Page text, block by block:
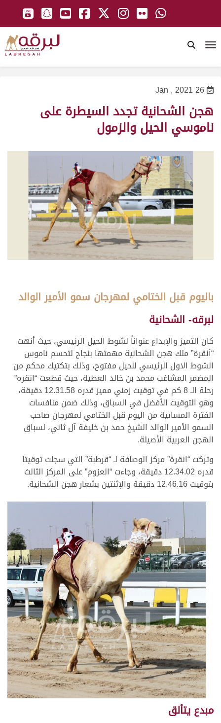
26 Jan , 2021
هجن الشحانية تجدد السيطرة على
ناموسي الحيل والزمول
باليوم قبل الختامي لمهرجان سمو الأمير الوالد
لبرقه- الشحانية
كان التميز والإبداع عنواناً لشوط الحيل الرئيسي، حيث أنهت
“أنقرة” ملك هجن الشحانية مهمتها بنجاح لتحسم ناموس
الشوط الاول الرئيسي للحيل مفتوح، وذلك بتكتيك محكم من
المضمر المشاغب محمد بن خالد العطية، حيث قطعت “انقره”
رحلة الـ 8 كم في توقيت زمني مميز قدره 12.31.58 دقيقة،
وهو التوقيت الأفضل في السباق، وذلك ضمن منافسات
الفترة المسائية من اليوم قبل الختامي لمهرجان صاحب
السمو الأمير الوالد الشيخ حمد بن خليفة آل ثاني، لسباق
الهجن العربية الأصيلة.
وتركت “انقرة” مركز الوصافة لـ “قرطبة” التي سجلت توقيتا
قدره 12.34.02 دقيقة، وجاءت “العزوم” على المركز الثالث
بتوقيت 12.46.16 دقيقة والإثنتين بشعار هجن الشحانية.
مبدع يتألق